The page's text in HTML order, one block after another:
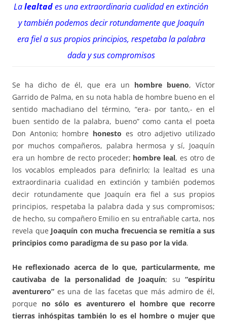
Lalealtades una extraordinaria cualidad en extinción
y también podemos decir rotundamente que Joaquín
era fiel a sus propios principios, respetaba la palabra
dada y sus compromisos
Se ha dicho de él, que era un hombre bueno, Víctor
Garrido de Palma, en su nota habla de hombre bueno en el
sentido machadiano del término, “era- por tanto,- en el
buen sentido de la palabra, bueno” como canta el poeta
Don Antonio; hombre honesto es otro adjetivo utilizado
por muchos compañeros, palabra hermosa y sí, Joaquín
era un hombre de recto proceder; hombre leal, es otro de
los vocablos empleados para definirlo; la lealtad es una
extraordinaria cualidad en extinción y también podemos
decir rotundamente que Joaquín era fiel a sus propios
principios, respetaba la palabra dada y sus compromisos;
de hecho, su compañero Emilio en su entrañable carta, nos
revela que Joaquín con mucha frecuencia se remitía a sus
principios como paradigma de su paso por la vida.
He reflexionado acerca de lo que, particularmente, me
cautivaba de la personalidad de Joaquín; su “espíritu
aventurero” es una de las facetas que más admiro de él,
porque no sólo es aventurero el hombre que recorre
tierras inhóspitas también lo es el hombre o mujer que